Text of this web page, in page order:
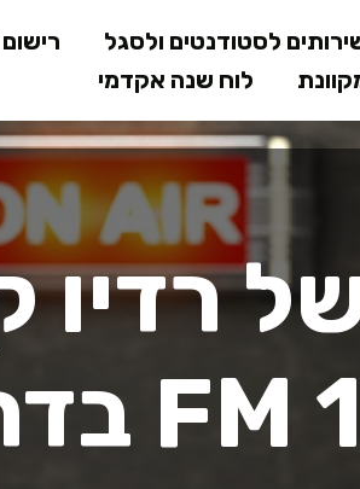
לתוכן
המרכזי
לסטודנטים ולסגל
לוח שנה אקדמי
רדיו